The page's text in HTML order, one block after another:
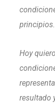
principios.
Hoy
resultado